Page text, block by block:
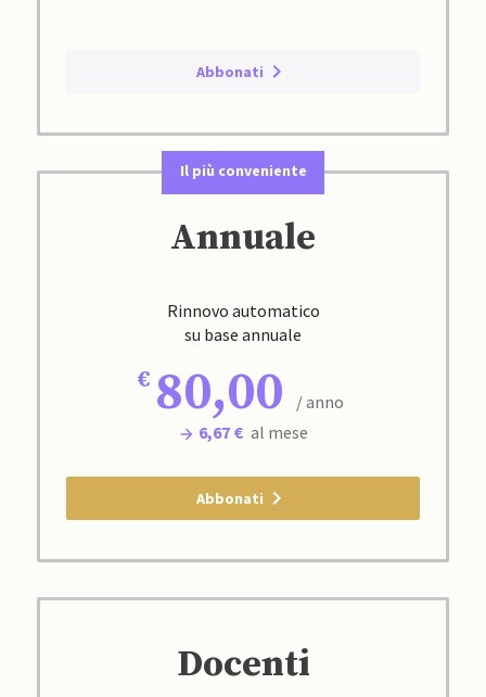
Abbonati
Il più conveniente
Annuale
Rinnovo automatico
su base annuale
80,00
/ anno
6,67 € al mese
Abbonati
Docenti